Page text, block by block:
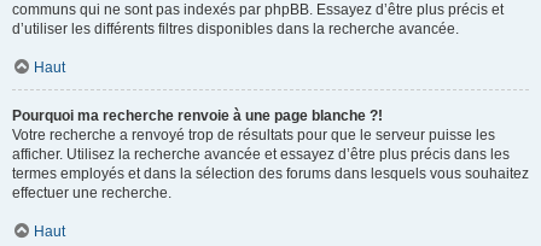
communs qui ne sont pas indexés par phpBB. Essayez d’être plus précis et
d’utiliser les différents filtres disponibles dans la recherche avancée.
Haut
Pourquoi ma recherche renvoie à une page blanche ?!
Votre recherche a renvoyé trop de résultats pour que le serveur puisse les
afficher. Utilisez la recherche avancée et essayez d’être plus précis dans les
termes employés et dans la sélection des forums dans lesquels vous souhaitez
effectuer une recherche.
Haut